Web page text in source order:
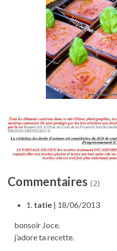
Commentaires (2)
1. tatie | 18/06/2013
bonsoir Joce.
j’adore ta recette.